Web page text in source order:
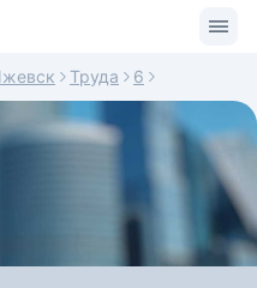
Труда 6